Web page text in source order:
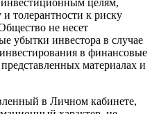
целям,
толерантности к риску
не несет
убытки инвестора в случае
в финансовые
материалах и
в Личном кабинете,